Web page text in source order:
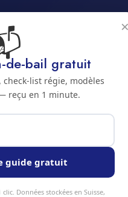
batiment
Bienne
de
de-bail gratuit
check-list régie, modèles
reçu en 1 minute.
guide gratuit
Données stockées en Suisse,